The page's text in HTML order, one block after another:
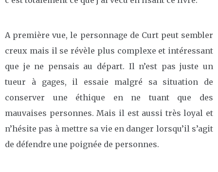
A première vue, le personnage de Curt peut sembler
creux mais il se révèle plus complexe et intéressant
que je ne pensais au départ. Il n’est pas juste un
tueur à gages, il essaie malgré sa situation de
conserver une éthique en ne tuant que des
mauvaises personnes. Mais il est aussi très loyal et
n’hésite pas à mettre sa vie en danger lorsqu’il s’agit
de défendre une poignée de personnes.